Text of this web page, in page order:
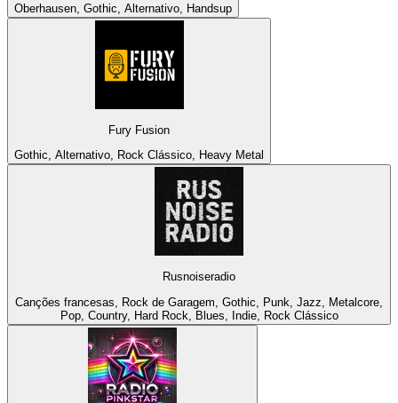
Oberhausen, Gothic, Alternativo, Handsup
Fury Fusion
Gothic, Alternativo, Rock Clássico, Heavy Metal
Rusnoiseradio
Canções francesas, Rock de Garagem, Gothic, Punk, Jazz, Metalcore,
Pop, Country, Hard Rock, Blues, Indie, Rock Clássico